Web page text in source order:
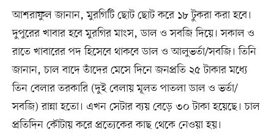
আশরাফুল জানান, মুরগিটি ছোট ছোট করে ১৮ টুকরা করা হবে।
দুপুরের খাবার হবে মুরগির মাংস, ডাল ও সবজি দিয়ে। সকাল ও
রাতে খাবারের পদ হিসেবে থাকবে ডাল ও আলুভর্তা/সবজি। তিনি
জানান, চাল বাদে তাঁদের মেসে দিনে জনপ্রতি ২৫ টাকার মধ্যে
তিন বেলার তরকারি (দুই বেলায় মূলত পাতলা ডাল ও ভর্তা/
সবজি) রান্না হতো। এখন সেটার ব্যয় বেড়ে ৩০ টাকা হয়েছে। চাল
প্রতিদিন কৌটায় করে প্রত্যেকের কাছ থেকে নেওয়া হয়।